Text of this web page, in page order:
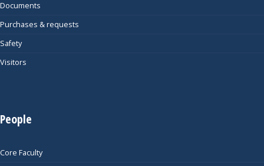
Documents
Purchases & requests
Safety
Visitors
People
Core Faculty